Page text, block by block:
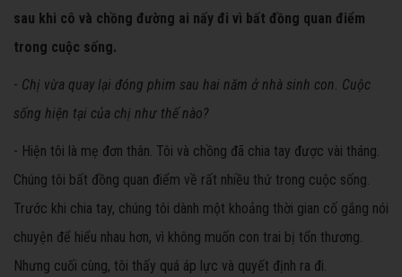
sau khi cô và chồng đường ai nấy đi vì bất đồng quan điểm
trong cuộc sống.
- Chị vừa quay lại đóng phim sau hai năm ở nhà sinh con. Cuộc
sống hiện tại của chị như thế nào?
- Hiện tôi là mẹ đơn thân. Tôi và chồng đã chia tay được vài tháng.
Chúng tôi bất đồng quan điểm về rất nhiều thứ trong cuộc sống.
Trước khi chia tay, chúng tôi dành một khoảng thời gian cố gắng nói
chuyện để hiểu nhau hơn, vì không muốn con trai bị tổn thương.
Nhưng cuối cùng, tôi thấy quá áp lực và quyết định ra đi.